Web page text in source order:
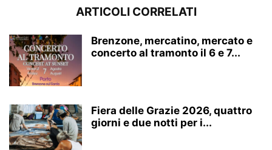
ARTICOLI CORRELATI
Brenzone, mercatino, mercato e
concerto al tramonto il 6 e 7...
Fiera delle Grazie 2026, quattro
giorni e due notti per i...